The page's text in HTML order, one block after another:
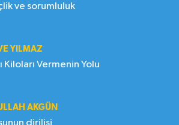
Gençlik ve sorumluluk
YILMAZ
Kiloları Vermenin Yolu
AKGÜN
dirilişi